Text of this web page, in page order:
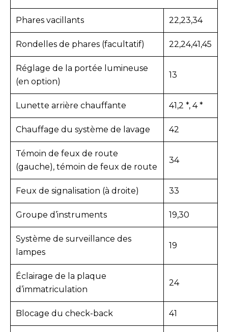
Phares vacillants 22,23,34
Rondelles de phares (facultatif) 22,24,41,45
Réglage de la portée lumineuse
(en option)
13
Lunette arrière chauffante 41,2 *, 4 *
Chauffage du système de lavage 42
Témoin de feux de route
(gauche), témoin de feux de route
34
Feux de signalisation (à droite) 33
Groupe d’instruments 19,30
Système de surveillance des
lampes
19
Éclairage de la plaque
d’immatriculation
24
Blocage du check-back 41